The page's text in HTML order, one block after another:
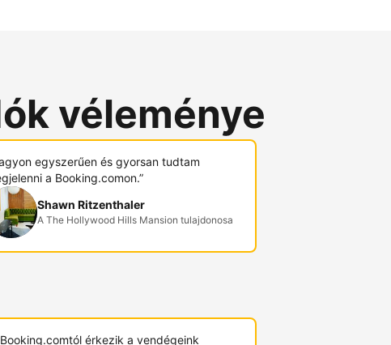
véleménye
egyszerűen és gyorsan tudtam
a Booking.comon.”
Shawn Ritzenthaler
A The Hollywood Hills Mansion tulajdonosa
Booking.comtól érkezik a vendégeink